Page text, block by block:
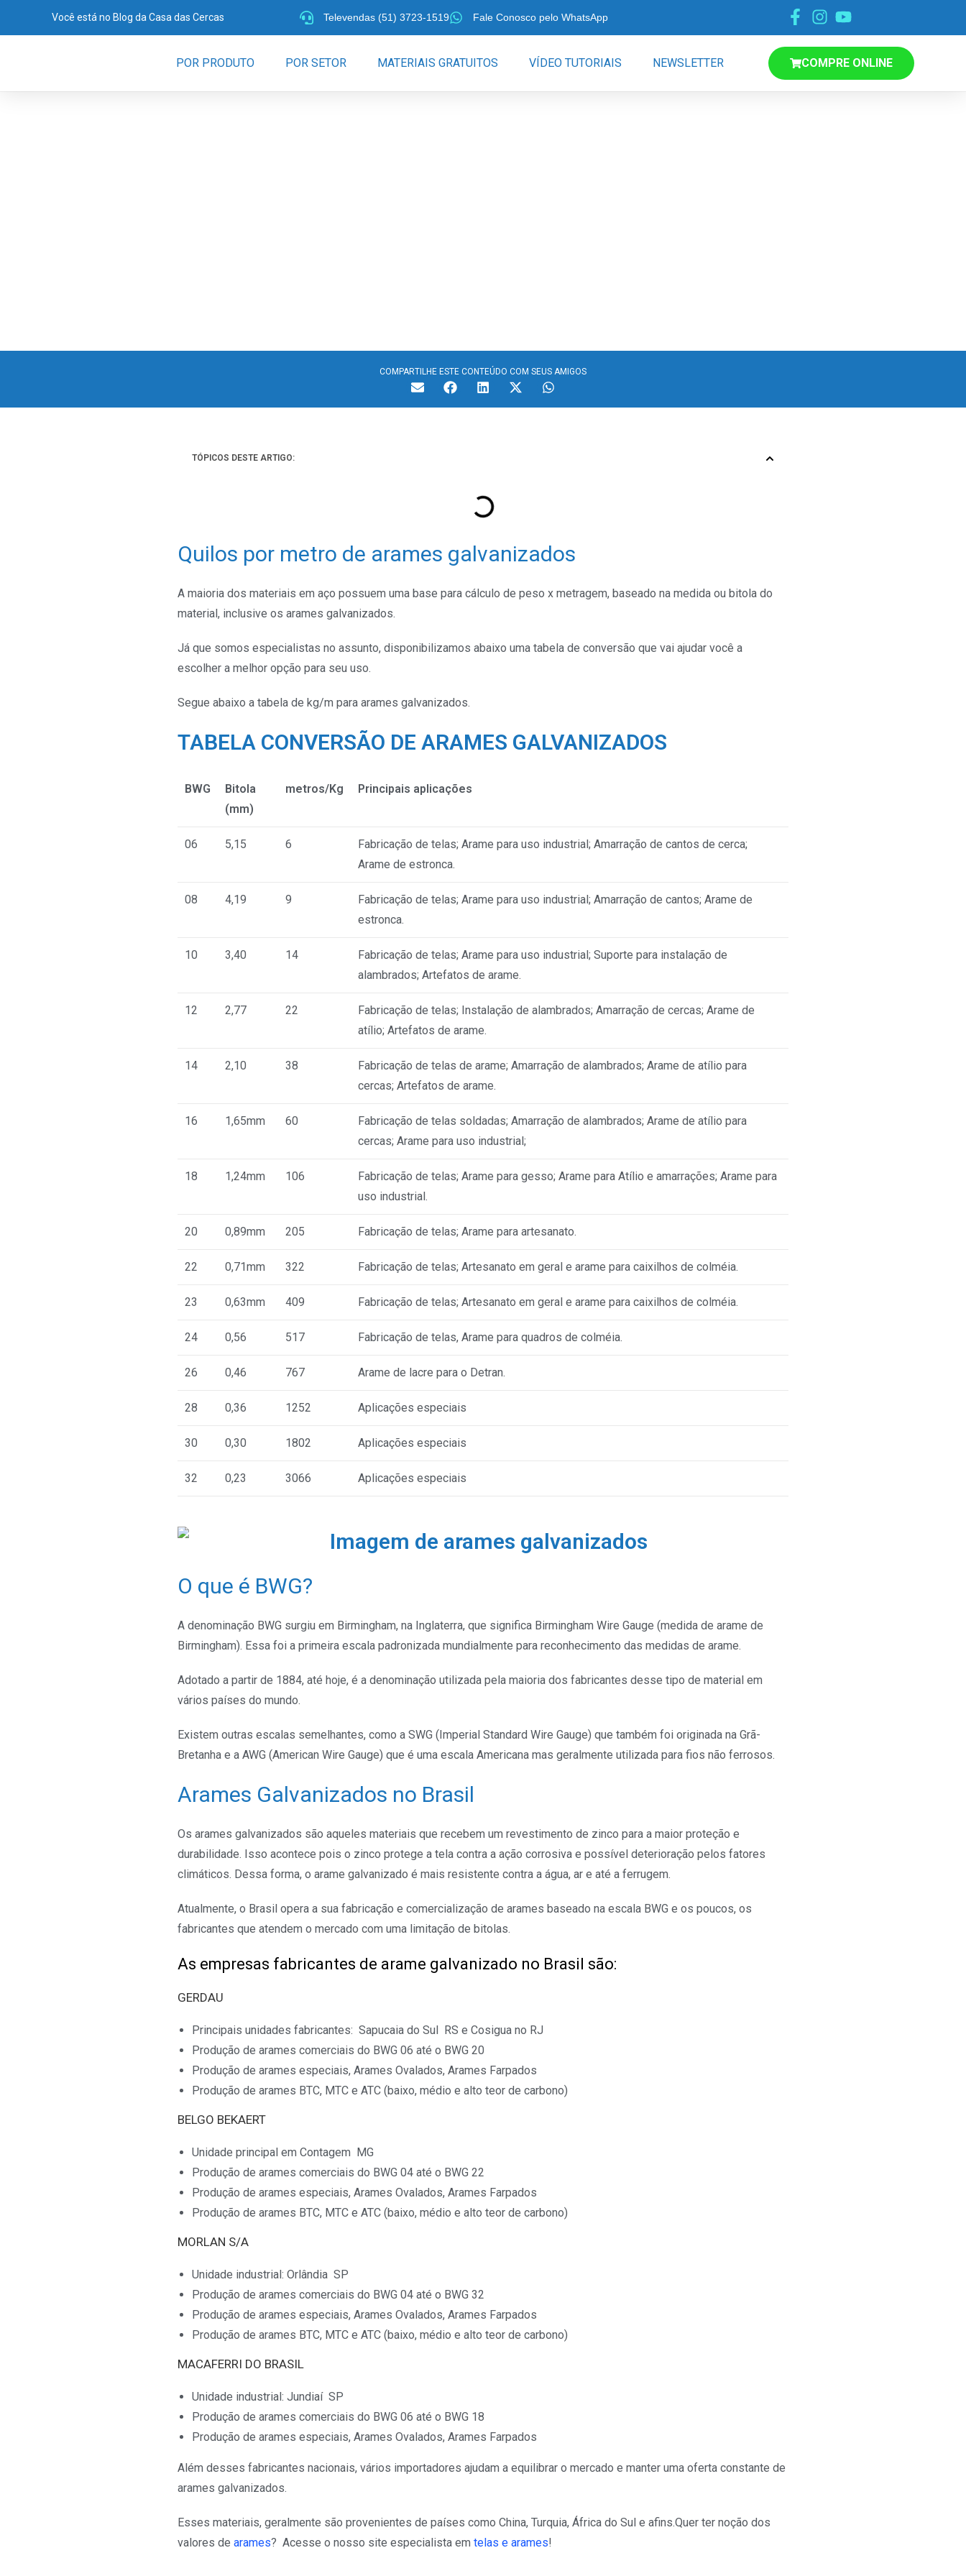
Você está no Blog da Casa das Cercas Televendas (51) 3723-1519 Fale Conosco pelo WhatsApp
POR PRODUTO POR SETOR MATERIAIS GRATUITOS VÍDEO TUTORIAIS NEWSLETTER COMPRE ONLINE
COMPARTILHE ESTE CONTEÚDO COM SEUS AMIGOS
TÓPICOS DESTE ARTIGO:
Quilos por metro de arames galvanizados
A maioria dos materiais em aço possuem uma base para cálculo de peso x metragem, baseado na medida ou bitola do
material, inclusive os arames galvanizados.
Já que somos especialistas no assunto, disponibilizamos abaixo uma tabela de conversão que vai ajudar você a
escolher a melhor opção para seu uso.
Segue abaixo a tabela de kg/m para arames galvanizados.
TABELA CONVERSÃO DE ARAMES GALVANIZADOS
BWG
Bitola
(mm)
metros/Kg Principais aplicações
06 5,15 6
Fabricação de telas; Arame para uso industrial; Amarração de cantos de cerca;
Arame de estronca.
08 4,19 9
Fabricação de telas; Arame para uso industrial; Amarração de cantos; Arame de
estronca.
10 3,40 14
Fabricação de telas; Arame para uso industrial; Suporte para instalação de
alambrados; Artefatos de arame.
12 2,77 22
Fabricação de telas; Instalação de alambrados; Amarração de cercas; Arame de
atílio; Artefatos de arame.
14 2,10 38
Fabricação de telas de arame; Amarração de alambrados; Arame de atílio para
cercas; Artefatos de arame.
16 1,65mm 60
Fabricação de telas soldadas; Amarração de alambrados; Arame de atílio para
cercas; Arame para uso industrial;
18 1,24mm 106
Fabricação de telas; Arame para gesso; Arame para Atílio e amarrações; Arame para
uso industrial.
20 0,89mm 205 Fabricação de telas; Arame para artesanato.
22 0,71mm 322 Fabricação de telas; Artesanato em geral e arame para caixilhos de colméia.
23 0,63mm 409 Fabricação de telas; Artesanato em geral e arame para caixilhos de colméia.
24 0,56 517 Fabricação de telas, Arame para quadros de colméia.
26 0,46 767 Arame de lacre para o Detran.
28 0,36 1252 Aplicações especiais
30 0,30 1802 Aplicações especiais
32 0,23 3066 Aplicações especiais
O que é BWG?
A denominação BWG surgiu em Birmingham, na Inglaterra, que significa Birmingham Wire Gauge (medida de arame de
Birmingham). Essa foi a primeira escala padronizada mundialmente para reconhecimento das medidas de arame.
Adotado a partir de 1884, até hoje, é a denominação utilizada pela maioria dos fabricantes desse tipo de material em
vários países do mundo.
Existem outras escalas semelhantes, como a SWG (Imperial Standard Wire Gauge) que também foi originada na Grã-
Bretanha e a AWG (American Wire Gauge) que é uma escala Americana mas geralmente utilizada para fios não ferrosos.
Arames Galvanizados no Brasil
Os arames galvanizados são aqueles materiais que recebem um revestimento de zinco para a maior proteção e
durabilidade. Isso acontece pois o zinco protege a tela contra a ação corrosiva e possível deterioração pelos fatores
climáticos. Dessa forma, o arame galvanizado é mais resistente contra a água, ar e até a ferrugem.
Atualmente, o Brasil opera a sua fabricação e comercialização de arames baseado na escala BWG e os poucos, os
fabricantes que atendem o mercado com uma limitação de bitolas.
As empresas fabricantes de arame galvanizado no Brasil são:
GERDAU
Principais unidades fabricantes:  Sapucaia do Sul  RS e Cosigua no RJ
Produção de arames comerciais do BWG 06 até o BWG 20
Produção de arames especiais, Arames Ovalados, Arames Farpados
Produção de arames BTC, MTC e ATC (baixo, médio e alto teor de carbono)
BELGO BEKAERT
Unidade principal em Contagem  MG
Produção de arames comerciais do BWG 04 até o BWG 22
Produção de arames especiais, Arames Ovalados, Arames Farpados
Produção de arames BTC, MTC e ATC (baixo, médio e alto teor de carbono)
MORLAN S/A
Unidade industrial: Orlândia  SP
Produção de arames comerciais do BWG 04 até o BWG 32
Produção de arames especiais, Arames Ovalados, Arames Farpados
Produção de arames BTC, MTC e ATC (baixo, médio e alto teor de carbono)
MACAFERRI DO BRASIL
Unidade industrial: Jundiaí  SP
Produção de arames comerciais do BWG 06 até o BWG 18
Produção de arames especiais, Arames Ovalados, Arames Farpados
Além desses fabricantes nacionais, vários importadores ajudam a equilibrar o mercado e manter uma oferta constante de
arames galvanizados.
Esses materiais, geralmente são provenientes de países como China, Turquia, África do Sul e afins.Quer ter noção dos
valores de arames? Acesse o nosso site especialista em telas e arames!